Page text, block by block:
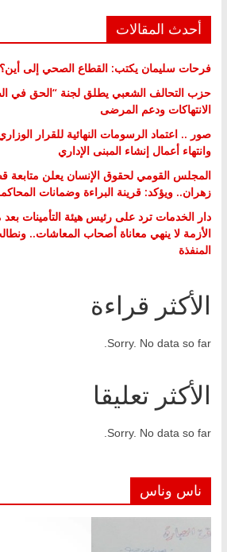
أحدث المقالات
فرحات سليمان يكتب: القطاع الصحي إلى أين؟
حزب التحالف الشعبي يطلق لجنة “الحق في
الانتهاكات ودعم المرضى
صور .. اعتماد الرسومات النهائية للقرار
وانتهاء أعمال إنشاء المبنى الإداري
المجلس القومي لحقوق الإنسان يعلن متابعة
زهران.. ويؤكد: قرينة البراءة وضمانات
دار الخدمات ترد على رئيس هيئة التأمينات
الأزمة لا ينهي معاناة أصحاب المعاشات..
المنفذة
الأكثر قراءة
Sorry. No data so far.
الأكثر تعليقا
Sorry. No data so far.
ناس وناس